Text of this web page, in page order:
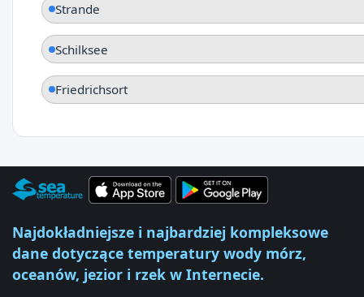
Strande
Schilksee
Friedrichsort
Najdokładniejsze i najbardziej kompleksowe
dane dotyczące temperatury wody mórz,
oceanów, jezior i rzek w Internecie.